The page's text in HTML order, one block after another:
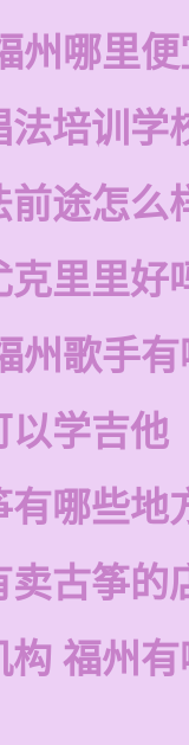
州哪里
法培训学
前途怎么
克里里好
州歌手
以学吉他
有哪些地
卖古筝的
构 福州